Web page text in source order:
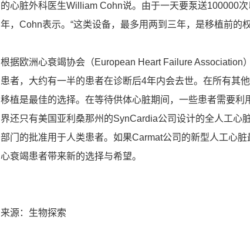
的心脏外科医生William Cohn说。由于一天要泵送100000
年，Cohn表示。“这类设备，最多用两到三年，是移植前的
根据欧洲心衰竭协会（European Heart Failure Association
患者，大约有一半的患者在诊断后4年内会去世。在所有其
移植是最佳的选择。在等待供体心脏期间，一些患者需要利
界还只有美国亚利桑那州的SynCardia公司设计的全人工心
部门的批准用于人类患者。如果Carmat公司的新型人工心
心衰竭患者带来新的选择与希望。
来源：生物探索